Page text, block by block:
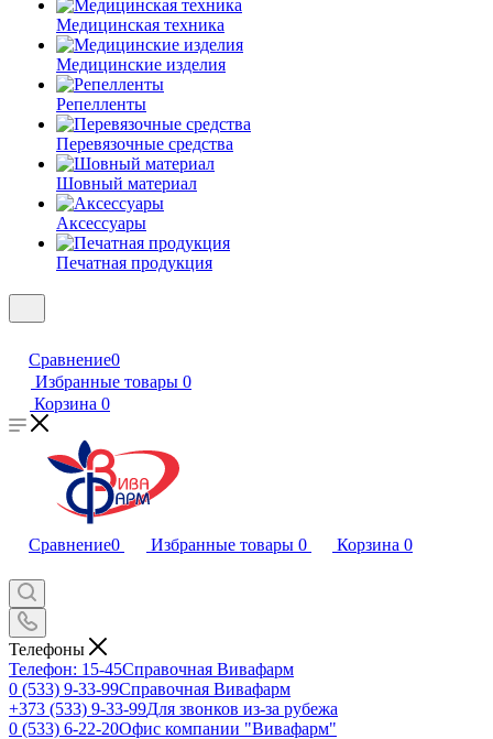
Медицинская техника
Медицинские изделия
Репелленты
Перевязочные средства
Шовный материал
Аксессуары
Печатная продукция
Сравнение0
Избранные товары 0
Корзина 0
Сравнение0 Избранные товары 0 Корзина 0
Телефоны
Телефон: 15-45Справочная Вивафарм
0 (533) 9-33-99Справочная Вивафарм
+373 (533) 9-33-99Для звонков из-за рубежа
0 (533) 6-22-20Офис компании "Вивафарм"